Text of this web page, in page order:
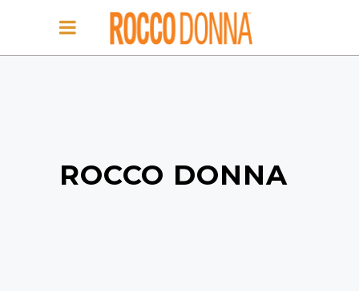
ROCCO DONNA